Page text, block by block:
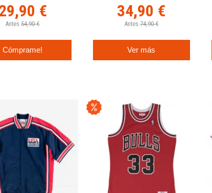
€
Antes 54,90 €
Cómprame!
34,90 €
Antes 74,90 €
Ver más